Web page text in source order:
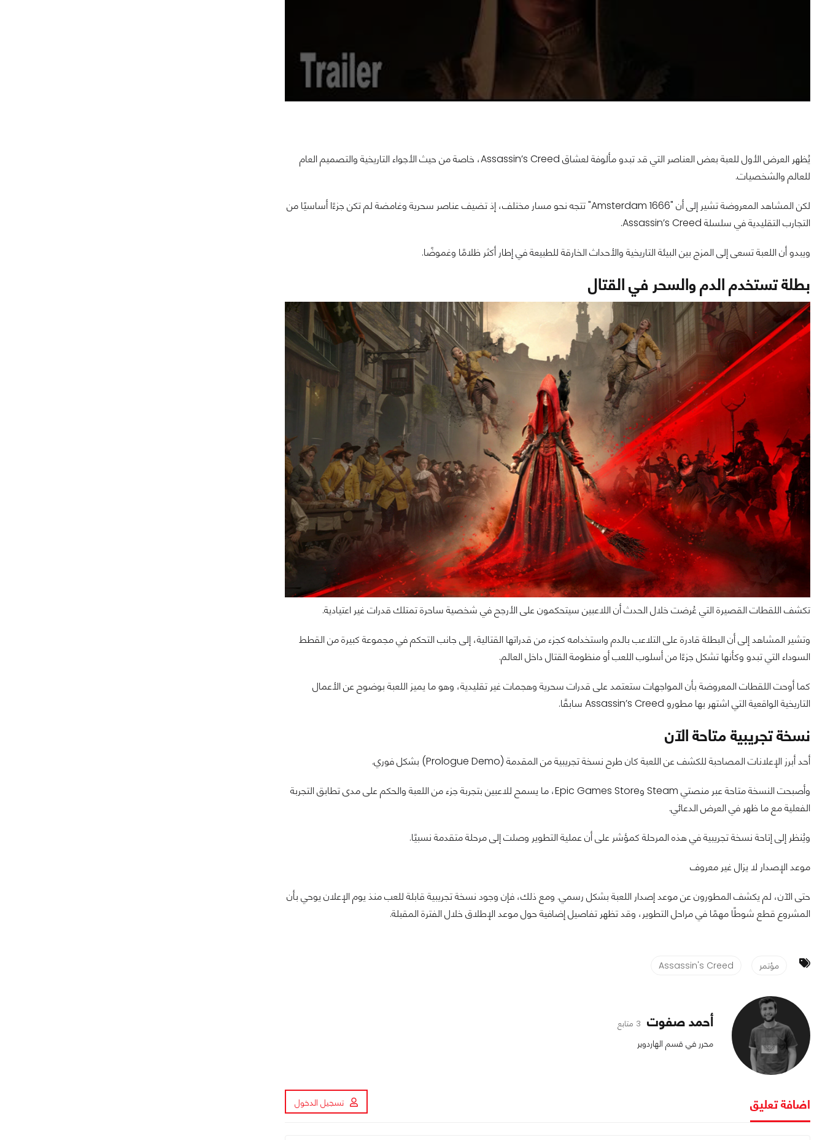
يُظهر العرض الأول للعبة بعض العناصر التي قد تبدو مألوفة لعشاق Assassin’s Creed، خاصة من حيث الأجواء التاريخية والتصميم العام
للعالم والشخصيات.
لكن المشاهد المعروضة تشير إلى أن "1666 Amsterdam" تتجه نحو مسار مختلف، إذ تضيف عناصر سحرية وغامضة لم تكن جزءًا أساسيًا من
التجارب التقليدية في سلسلة Assassin’s Creed.
ويبدو أن اللعبة تسعى إلى المزج بين البيئة التاريخية والأحداث الخارقة للطبيعة في إطار أكثر ظلامًا وغموضًا.
بطلة تستخدم الدم والسحر في القتال
تكشف اللقطات القصيرة التي عُرضت خلال الحدث أن اللاعبين سيتحكمون على الأرجح في شخصية ساحرة تمتلك قدرات غير اعتيادية.
وتشير المشاهد إلى أن البطلة قادرة على التلاعب بالدم واستخدامه كجزء من قدراتها القتالية، إلى جانب التحكم في مجموعة كبيرة من القطط
السوداء التي تبدو وكأنها تشكل جزءًا من أسلوب اللعب أو منظومة القتال داخل العالم.
كما أوحت اللقطات المعروضة بأن المواجهات ستعتمد على قدرات سحرية وهجمات غير تقليدية، وهو ما يميز اللعبة بوضوح عن الأعمال
التاريخية الواقعية التي اشتهر بها مطورو Assassin’s Creed سابقًا.
نسخة تجريبية متاحة الآن
أحد أبرز الإعلانات المصاحبة للكشف عن اللعبة كان طرح نسخة تجريبية من المقدمة (Prologue Demo) بشكل فوري.
وأصبحت النسخة متاحة عبر منصتي Steam وEpic Games Store، ما يسمح للاعبين بتجربة جزء من اللعبة والحكم على مدى تطابق التجربة
الفعلية مع ما ظهر في العرض الدعائي.
ويُنظر إلى إتاحة نسخة تجريبية في هذه المرحلة كمؤشر على أن عملية التطوير وصلت إلى مرحلة متقدمة نسبيًا.
موعد الإصدار لا يزال غير معروف
حتى الآن، لم يكشف المطورون عن موعد إصدار اللعبة بشكل رسمي. ومع ذلك، فإن وجود نسخة تجريبية قابلة للعب منذ يوم الإعلان يوحي بأن
المشروع قطع شوطًا مهمًا في مراحل التطوير، وقد تظهر تفاصيل إضافية حول موعد الإطلاق خلال الفترة المقبلة.
مؤتمر Assassin's Creed
أحمد صفوت 3 متابع
محرر في قسم الهاردوير
اضافة تعليق تسجيل الدخول